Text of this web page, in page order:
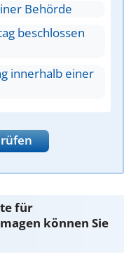
Behörde
beschlossen
innerhalb einer
für
können Sie